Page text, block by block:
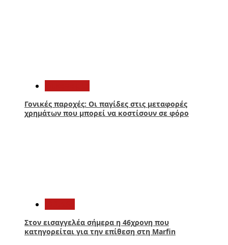
Γονικές παροχές: Οι παγίδες στις μεταφορές
χρημάτων που μπορεί να κοστίσουν σε φόρο
Στον εισαγγελέα σήμερα η 46χρονη που
κατηγορείται για την επίθεση στη Marfin